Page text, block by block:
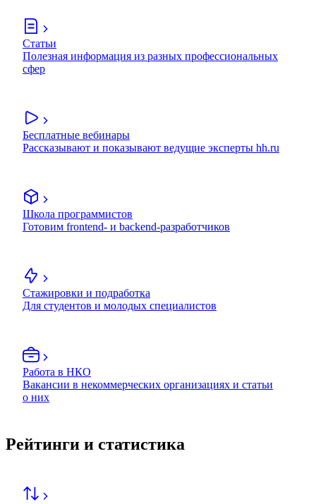
Статьи
Полезная информация из разных профессиональных
сфер
Бесплатные вебинары
Рассказывают и показывают ведущие эксперты hh.ru
Школа программистов
Готовим frontend- и backend-разработчиков
Стажировки и подработка
Для студентов и молодых специалистов
Работа в НКО
Вакансии в некоммерческих организациях и статьи
о них
Рейтинги и статистика